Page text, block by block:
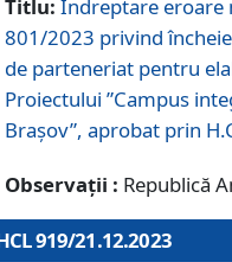
Titlu: Îndreptare eroare
801/2023 privind
de parteneriat pentru
Proiectului ”Campus
Brașov”, aprobat prin
Observații : Republică
919/21.12.2023